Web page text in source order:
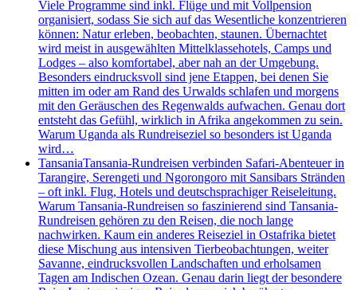
Viele Programme sind inkl. Flüge und mit Vollpension
organisiert, sodass Sie sich auf das Wesentliche konzentrieren
können: Natur erleben, beobachten, staunen. Übernachtet
wird meist in ausgewählten Mittelklassehotels, Camps und
Lodges – also komfortabel, aber nah an der Umgebung.
Besonders eindrucksvoll sind jene Etappen, bei denen Sie
mitten im oder am Rand des Urwalds schlafen und morgens
mit den Geräuschen des Regenwalds aufwachen. Genau dort
entsteht das Gefühl, wirklich in Afrika angekommen zu sein.
Warum Uganda als Rundreiseziel so besonders ist Uganda
wird…
TansaniaTansania-Rundreisen verbinden Safari-Abenteuer in
Tarangire, Serengeti und Ngorongoro mit Sansibars Stränden
– oft inkl. Flug, Hotels und deutschsprachiger Reiseleitung.
Warum Tansania-Rundreisen so faszinierend sind Tansania-
Rundreisen gehören zu den Reisen, die noch lange
nachwirken. Kaum ein anderes Reiseziel in Ostafrika bietet
diese Mischung aus intensiven Tierbeobachtungen, weiter
Savanne, eindrucksvollen Landschaften und erholsamen
Tagen am Indischen Ozean. Genau darin liegt der besondere